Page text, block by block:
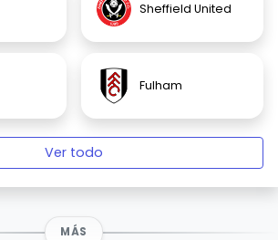
Sheffield United
Fulham
Ver todo
MÁS